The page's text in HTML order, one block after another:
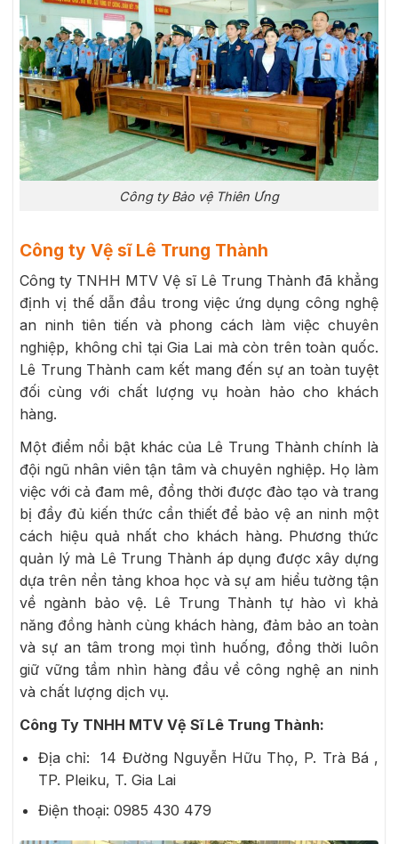
Công ty Bảo vệ Thiên Ưng
Công ty Vệ sĩ Lê Trung Thành
Công ty TNHH MTV Vệ sĩ Lê Trung Thành đã khẳng
định vị thế dẫn đầu trong việc ứng dụng công nghệ
an ninh tiên tiến và phong cách làm việc chuyên
nghiệp, không chỉ tại Gia Lai mà còn trên toàn quốc.
Lê Trung Thành cam kết mang đến sự an toàn tuyệt
đối cùng với chất lượng vụ hoàn hảo cho khách
hàng.
Một điểm nổi bật khác của Lê Trung Thành chính là
đội ngũ nhân viên tận tâm và chuyên nghiệp. Họ làm
việc với cả đam mê, đồng thời được đào tạo và trang
bị đầy đủ kiến thức cần thiết để bảo vệ an ninh một
cách hiệu quả nhất cho khách hàng. Phương thức
quản lý mà Lê Trung Thành áp dụng được xây dựng
dựa trên nền tảng khoa học và sự am hiểu tường tận
về ngành bảo vệ. Lê Trung Thành tự hào vì khả
năng đồng hành cùng khách hàng, đảm bảo an toàn
và sự an tâm trong mọi tình huống, đồng thời luôn
giữ vững tầm nhìn hàng đầu về công nghệ an ninh
và chất lượng dịch vụ.
Công Ty TNHH MTV Vệ Sĩ Lê Trung Thành:
Địa chỉ: 14 Đường Nguyễn Hữu Thọ, P. Trà Bá ,
TP. Pleiku, T. Gia Lai
Điện thoại: 0985 430 479